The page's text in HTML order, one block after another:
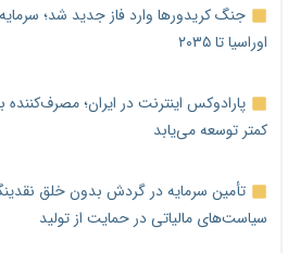
اوراسیا تا ۲۰۳۵
پارادوکس اینترنت در ایران؛ مصرف‌کننده
کمتر توسعه می‌یابد
تأمین سرمایه در گردش بدون خلق
سیاست‌های مالیاتی در حمایت از تولید